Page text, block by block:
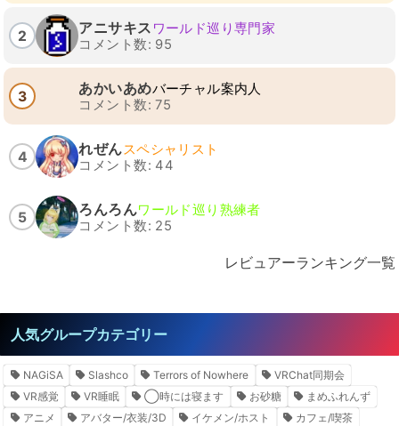
2 アニサキス ワールド巡り専門家
コメント数: 95
3 あかいあめバーチャル案内人
コメント数: 75
4 れぜんスペシャリスト
コメント数: 44
5 ろんろんワールド巡り熟練者
コメント数: 25
レビュアーランキング一覧
人気グループカテゴリー
NAGiSA Slashco Terrors of Nowhere
VRChat同期会
VR感覚
VR睡眠 ◯時には寝ます お砂糖
まめふれんず
アニメ
アバター/衣装/3D イケメン/ホスト
カフェ/喫茶